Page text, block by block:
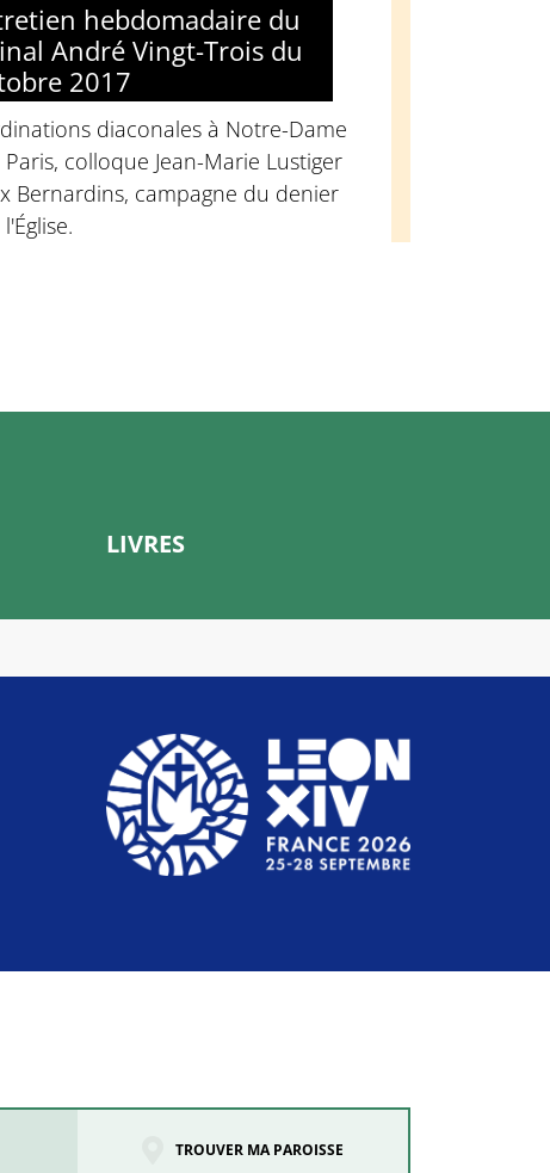
hebdomadaire du
André Vingt-Trois du
2017
diaconales à Notre-Dame
Paris, colloque Jean-Marie Lustiger
Bernardins, campagne du denier
LIVRES
TROUVER MA PAROISSE